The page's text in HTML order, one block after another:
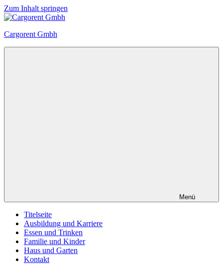
Zum Inhalt springen
Cargorent Gmbh
Menü
Titelseite
Ausbildung und Karriere
Essen und Trinken
Familie und Kinder
Haus und Garten
Kontakt